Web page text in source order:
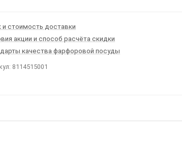
и стоимость доставки
акции и способ расчёта скидки
качества фарфоровой посуды
8114515001